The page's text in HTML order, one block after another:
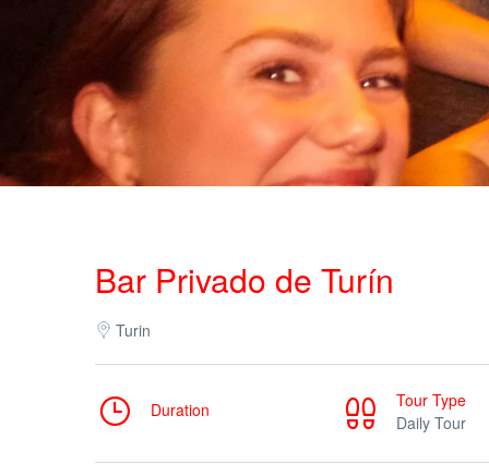
Bar Privado de Turín
Turin
Duration
Tour Type
Daily Tour